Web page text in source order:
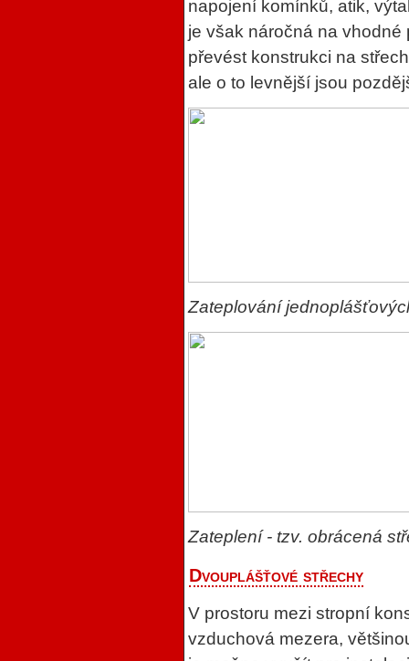
napojení komínků, atik,
je však náročná na
převést konstrukci na
ale o to levnější jsou
Zateplování
Zateplení - tzv. obrácená
Dvouplášťové střechy
V prostoru mezi stropní
vzduchová mezera,